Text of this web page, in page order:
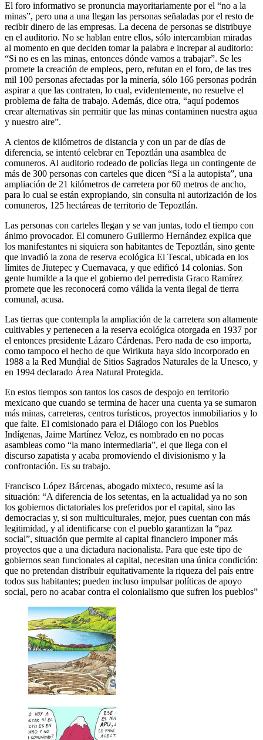
El foro informativo se pronuncia mayoritariamente por el “no a la
minas”, pero una a una llegan las personas señaladas por el resto de
recibir dinero de las empresas. La decena de personas se distribuye
en el auditorio. No se hablan entre ellos, sólo intercambian miradas
al momento en que deciden tomar la palabra e increpar al auditorio:
“Si no es en las minas, entonces dónde vamos a trabajar”. Se les
promete la creación de empleos, pero, refutan en el foro, de las tres
mil 100 personas afectadas por la minería, sólo 166 personas podrán
aspirar a que las contraten, lo cual, evidentemente, no resuelve el
problema de falta de trabajo. Además, dice otra, “aquí podemos
crear alternativas sin permitir que las minas contaminen nuestra agua
y nuestro aire”.
A cientos de kilómetros de distancia y con un par de días de
diferencia, se intentó celebrar en Tepoztlán una asamblea de
comuneros. Al auditorio rodeado de policías llega un contingente de
más de 300 personas con carteles que dicen “Sí a la autopista”, una
ampliación de 21 kilómetros de carretera por 60 metros de ancho,
para lo cual se están expropiando, sin consulta ni autorización de los
comuneros, 125 hectáreas de territorio de Tepoztlán.
Las personas con carteles llegan y se van juntas, todo el tiempo con
ánimo provocador. El comunero Guillermo Hernández explica que
los manifestantes ni siquiera son habitantes de Tepoztlán, sino gente
que invadió la zona de reserva ecológica El Tescal, ubicada en los
límites de Jiutepec y Cuernavaca, y que edificó 14 colonias. Son
gente humilde a la que el gobierno del perredista Graco Ramírez
promete que les reconocerá como válida la venta ilegal de tierra
comunal, acusa.
Las tierras que contempla la ampliación de la carretera son altamente
cultivables y pertenecen a la reserva ecológica otorgada en 1937 por
el entonces presidente Lázaro Cárdenas. Pero nada de eso importa,
como tampoco el hecho de que Wirikuta haya sido incorporado en
1988 a la Red Mundial de Sitios Sagrados Naturales de la Unesco, y
en 1994 declarado Área Natural Protegida.
En estos tiempos son tantos los casos de despojo en territorio
mexicano que cuando se termina de hacer una cuenta ya se sumaron
más minas, carreteras, centros turísticos, proyectos inmobiliarios y lo
que falte. El comisionado para el Diálogo con los Pueblos
Indígenas, Jaime Martínez Veloz, es nombrado en no pocas
asambleas como “la mano intermediaria”, el que llega con el
discurso zapatista y acaba promoviendo el divisionismo y la
confrontación. Es su trabajo.
Francisco López Bárcenas, abogado mixteco, resume así la
situación: “A diferencia de los setentas, en la actualidad ya no son
los gobiernos dictatoriales los preferidos por el capital, sino las
democracias y, si son multiculturales, mejor, pues cuentan con más
legitimidad, y al identificarse con el pueblo garantizan la “paz
social”, situación que permite al capital financiero imponer más
proyectos que a una dictadura nacionalista. Para que este tipo de
gobiernos sean funcionales al capital, necesitan una única condición:
que no pretendan distribuir equitativamente la riqueza del país entre
todos sus habitantes; pueden incluso impulsar políticas de apoyo
social, pero no acabar contra el colonialismo que sufren los pueblos”